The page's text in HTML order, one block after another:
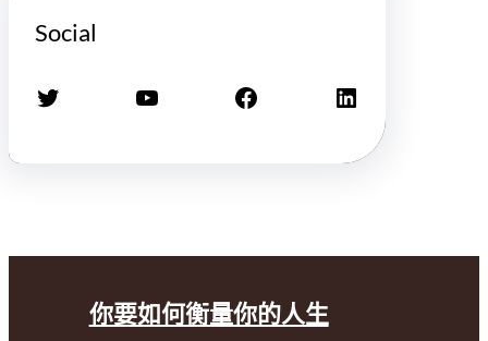
Social
X YouTube Facebook LinkedIn
你要如何衡量你的人生